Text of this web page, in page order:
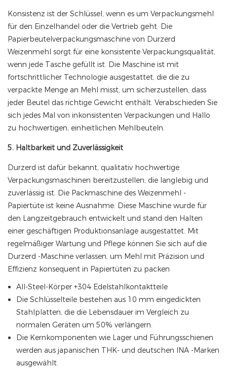
Konsistenz ist der Schlüssel, wenn es um Verpackungsmehl
für den Einzelhandel oder die Vertrieb geht. Die
Papierbeutelverpackungsmaschine von Durzerd
Weizenmehl sorgt für eine konsistente Verpackungsqualität,
wenn jede Tasche gefüllt ist. Die Maschine ist mit
fortschrittlicher Technologie ausgestattet, die die zu
verpackte Menge an Mehl misst, um sicherzustellen, dass
jeder Beutel das richtige Gewicht enthält. Verabschieden Sie
sich jedes Mal von inkonsistenten Verpackungen und Hallo
zu hochwertigen, einheitlichen Mehlbeuteln.
5. Haltbarkeit und Zuverlässigkeit
Durzerd ist dafür bekannt, qualitativ hochwertige
Verpackungsmaschinen bereitzustellen, die langlebig und
zuverlässig ist. Die Packmaschine des Weizenmehl -
Papiertüte ist keine Ausnahme. Diese Maschine wurde für
den Langzeitgebrauch entwickelt und stand den Halten
einer geschäftigen Produktionsanlage ausgestattet. Mit
regelmäßiger Wartung und Pflege können Sie sich auf die
Durzerd -Maschine verlassen, um Mehl mit Präzision und
Effizienz konsequent in Papiertüten zu packen
All-Steel-Körper +304 Edelstahlkontaktteile
Die Schlüsselteile bestehen aus 10 mm eingedickten
Stahlplatten, die die Lebensdauer im Vergleich zu
normalen Geräten um 50% verlängern.
Die Kernkomponenten wie Lager und Führungsschienen
werden aus japanischen THK- und deutschen INA -Marken
ausgewählt.